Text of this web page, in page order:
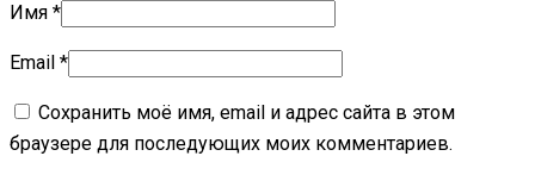
Имя *
Email *
Сохранить моё имя, email и адрес сайта в этом
браузере для последующих моих комментариев.